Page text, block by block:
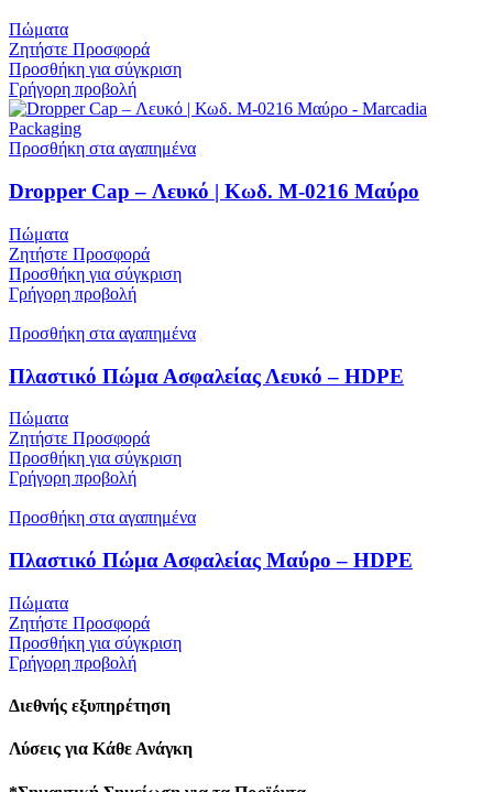
Πώματα
Ζητήστε Προσφορά
Προσθήκη για σύγκριση
Γρήγορη προβολή
Προσθήκη στα αγαπημένα
Dropper Cap – Λευκό | Κωδ. M-0216 Μαύρο
Πώματα
Ζητήστε Προσφορά
Προσθήκη για σύγκριση
Γρήγορη προβολή
Προσθήκη στα αγαπημένα
Πλαστικό Πώμα Ασφαλείας Λευκό – HDPE
Πώματα
Ζητήστε Προσφορά
Προσθήκη για σύγκριση
Γρήγορη προβολή
Προσθήκη στα αγαπημένα
Πλαστικό Πώμα Ασφαλείας Μαύρο – HDPE
Πώματα
Ζητήστε Προσφορά
Προσθήκη για σύγκριση
Γρήγορη προβολή
Διεθνής εξυπηρέτηση
Λύσεις για Κάθε Ανάγκη